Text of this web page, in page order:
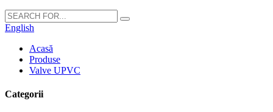
English
Acasă
Produse
Valve UPVC
Categorii